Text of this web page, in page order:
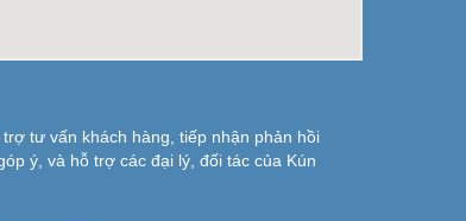
trợ tư vấn khách hàng, tiếp nhận phản hồi
ý, và hỗ trợ các đại lý, đối tác của Kún